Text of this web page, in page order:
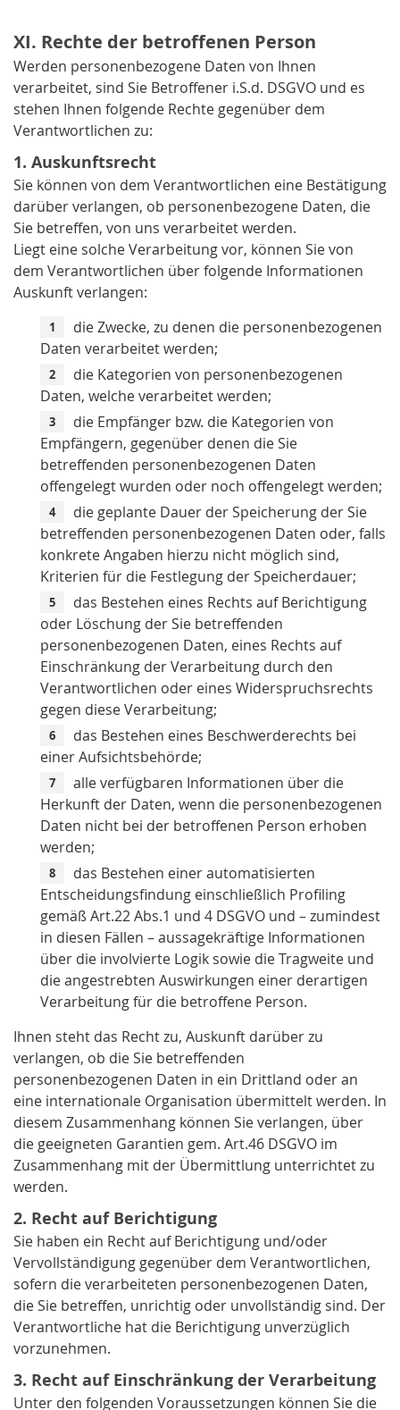
XI. Rechte der betroffenen Person
Werden personenbezogene Daten von Ihnen
verarbeitet, sind Sie Betroffener i.S.d. DSGVO und es
stehen Ihnen folgende Rechte gegenüber dem
Verantwortlichen zu:
1. Auskunftsrecht
Sie können von dem Verantwortlichen eine Bestätigung
darüber verlangen, ob personenbezogene Daten, die
Sie betreffen, von uns verarbeitet werden.
Liegt eine solche Verarbeitung vor, können Sie von
dem Verantwortlichen über folgende Informationen
Auskunft verlangen:
die Zwecke, zu denen die personenbezogenen
Daten verarbeitet werden;
die Kategorien von personenbezogenen
Daten, welche verarbeitet werden;
die Empfänger bzw. die Kategorien von
Empfängern, gegenüber denen die Sie
betreffenden personenbezogenen Daten
offengelegt wurden oder noch offengelegt werden;
die geplante Dauer der Speicherung der Sie
betreffenden personenbezogenen Daten oder, falls
konkrete Angaben hierzu nicht möglich sind,
Kriterien für die Festlegung der Speicherdauer;
das Bestehen eines Rechts auf Berichtigung
oder Löschung der Sie betreffenden
personenbezogenen Daten, eines Rechts auf
Einschränkung der Verarbeitung durch den
Verantwortlichen oder eines Widerspruchsrechts
gegen diese Verarbeitung;
das Bestehen eines Beschwerderechts bei
einer Aufsichtsbehörde;
alle verfügbaren Informationen über die
Herkunft der Daten, wenn die personenbezogenen
Daten nicht bei der betroffenen Person erhoben
werden;
das Bestehen einer automatisierten
Entscheidungsfindung einschließlich Profiling
gemäß Art.22 Abs.1 und 4 DSGVO und – zumindest
in diesen Fällen – aussagekräftige Informationen
über die involvierte Logik sowie die Tragweite und
die angestrebten Auswirkungen einer derartigen
Verarbeitung für die betroffene Person.
Ihnen steht das Recht zu, Auskunft darüber zu
verlangen, ob die Sie betreffenden
personenbezogenen Daten in ein Drittland oder an
eine internationale Organisation übermittelt werden. In
diesem Zusammenhang können Sie verlangen, über
die geeigneten Garantien gem. Art.46 DSGVO im
Zusammenhang mit der Übermittlung unterrichtet zu
werden.
2. Recht auf Berichtigung
Sie haben ein Recht auf Berichtigung und/oder
Vervollständigung gegenüber dem Verantwortlichen,
sofern die verarbeiteten personenbezogenen Daten,
die Sie betreffen, unrichtig oder unvollständig sind. Der
Verantwortliche hat die Berichtigung unverzüglich
vorzunehmen.
3. Recht auf Einschränkung der Verarbeitung
Unter den folgenden Voraussetzungen können Sie die